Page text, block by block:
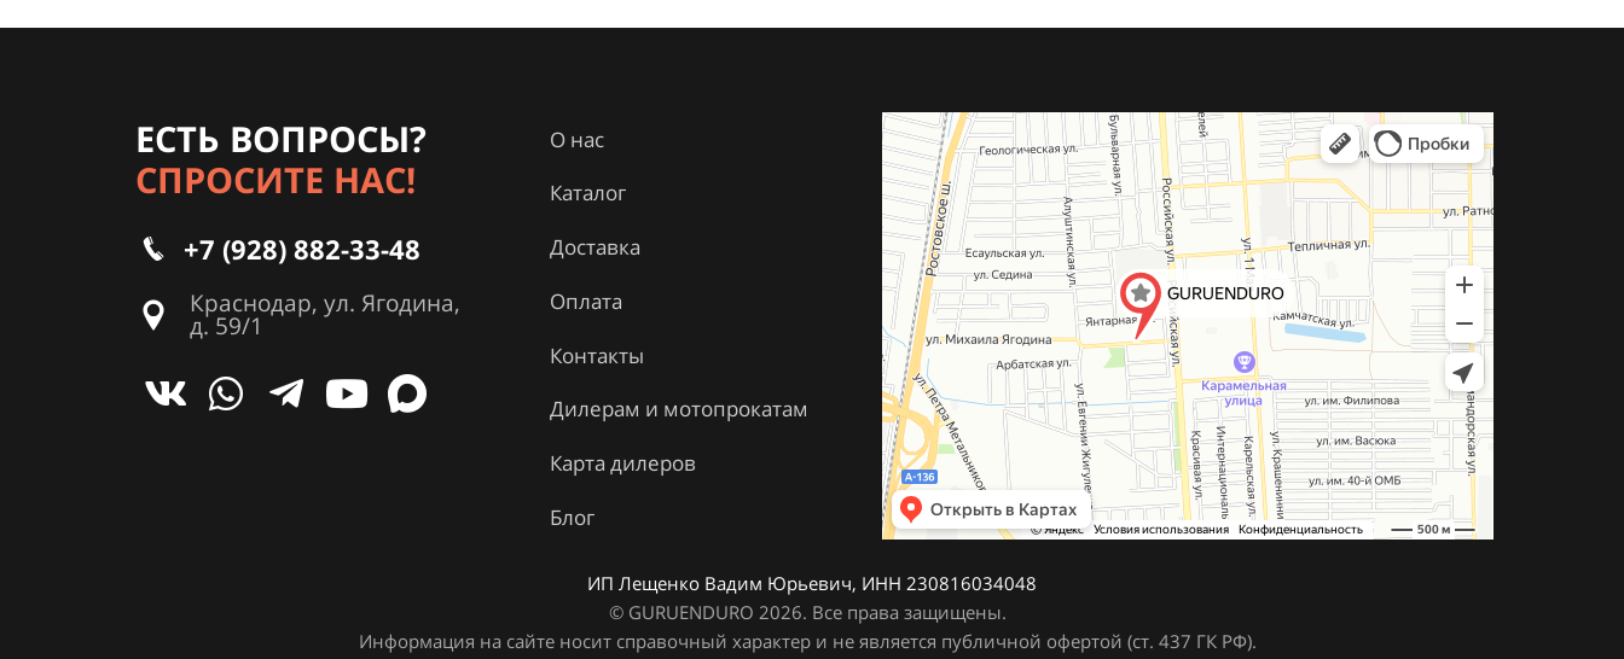
ЕСТЬ ВОПРОСЫ?
СПРОСИТЕ НАС!
+7 (928) 882-33-48
Краснодар, ул. Ягодина,
д. 59/1
О нас
Каталог
Доставка
Оплата
Контакты
Дилерам и мотопрокатам
Карта дилеров
Блог
ИП Лещенко Вадим Юрьевич, ИНН 230816034048
© GURUENDURO 2026. Все права защищены.
Информация на сайте носит справочный характер и не является публичной офертой (ст. 437 ГК РФ).